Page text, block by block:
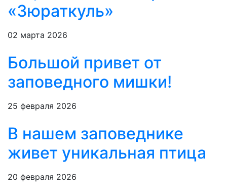
«Зюраткуль»
02 марта 2026
Большой привет от
заповедного мишки!
25 февраля 2026
В нашем заповеднике
живет уникальная птица
20 февраля 2026